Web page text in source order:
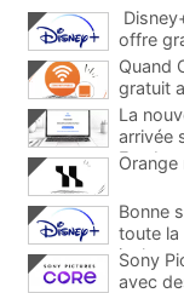
offre
Quand
gratuit
La
arrivée
Orange
Bonne
toute la
inclus
Sony
avec